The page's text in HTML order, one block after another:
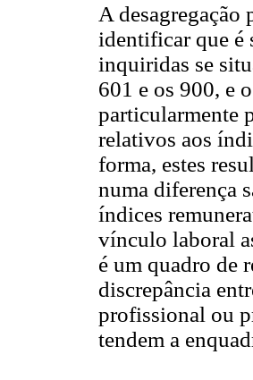
A desagregação
identificar que é
inquiridas se
601 e os 900, e
particularmente
relativos aos
forma, estes
numa diferença
índices
vínculo laboral
é um quadro de
discrepância
profissional ou
tendem a